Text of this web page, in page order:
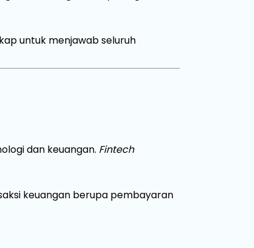
untuk menjawab seluruh
dan keuangan. Fintech
keuangan berupa pembayaran